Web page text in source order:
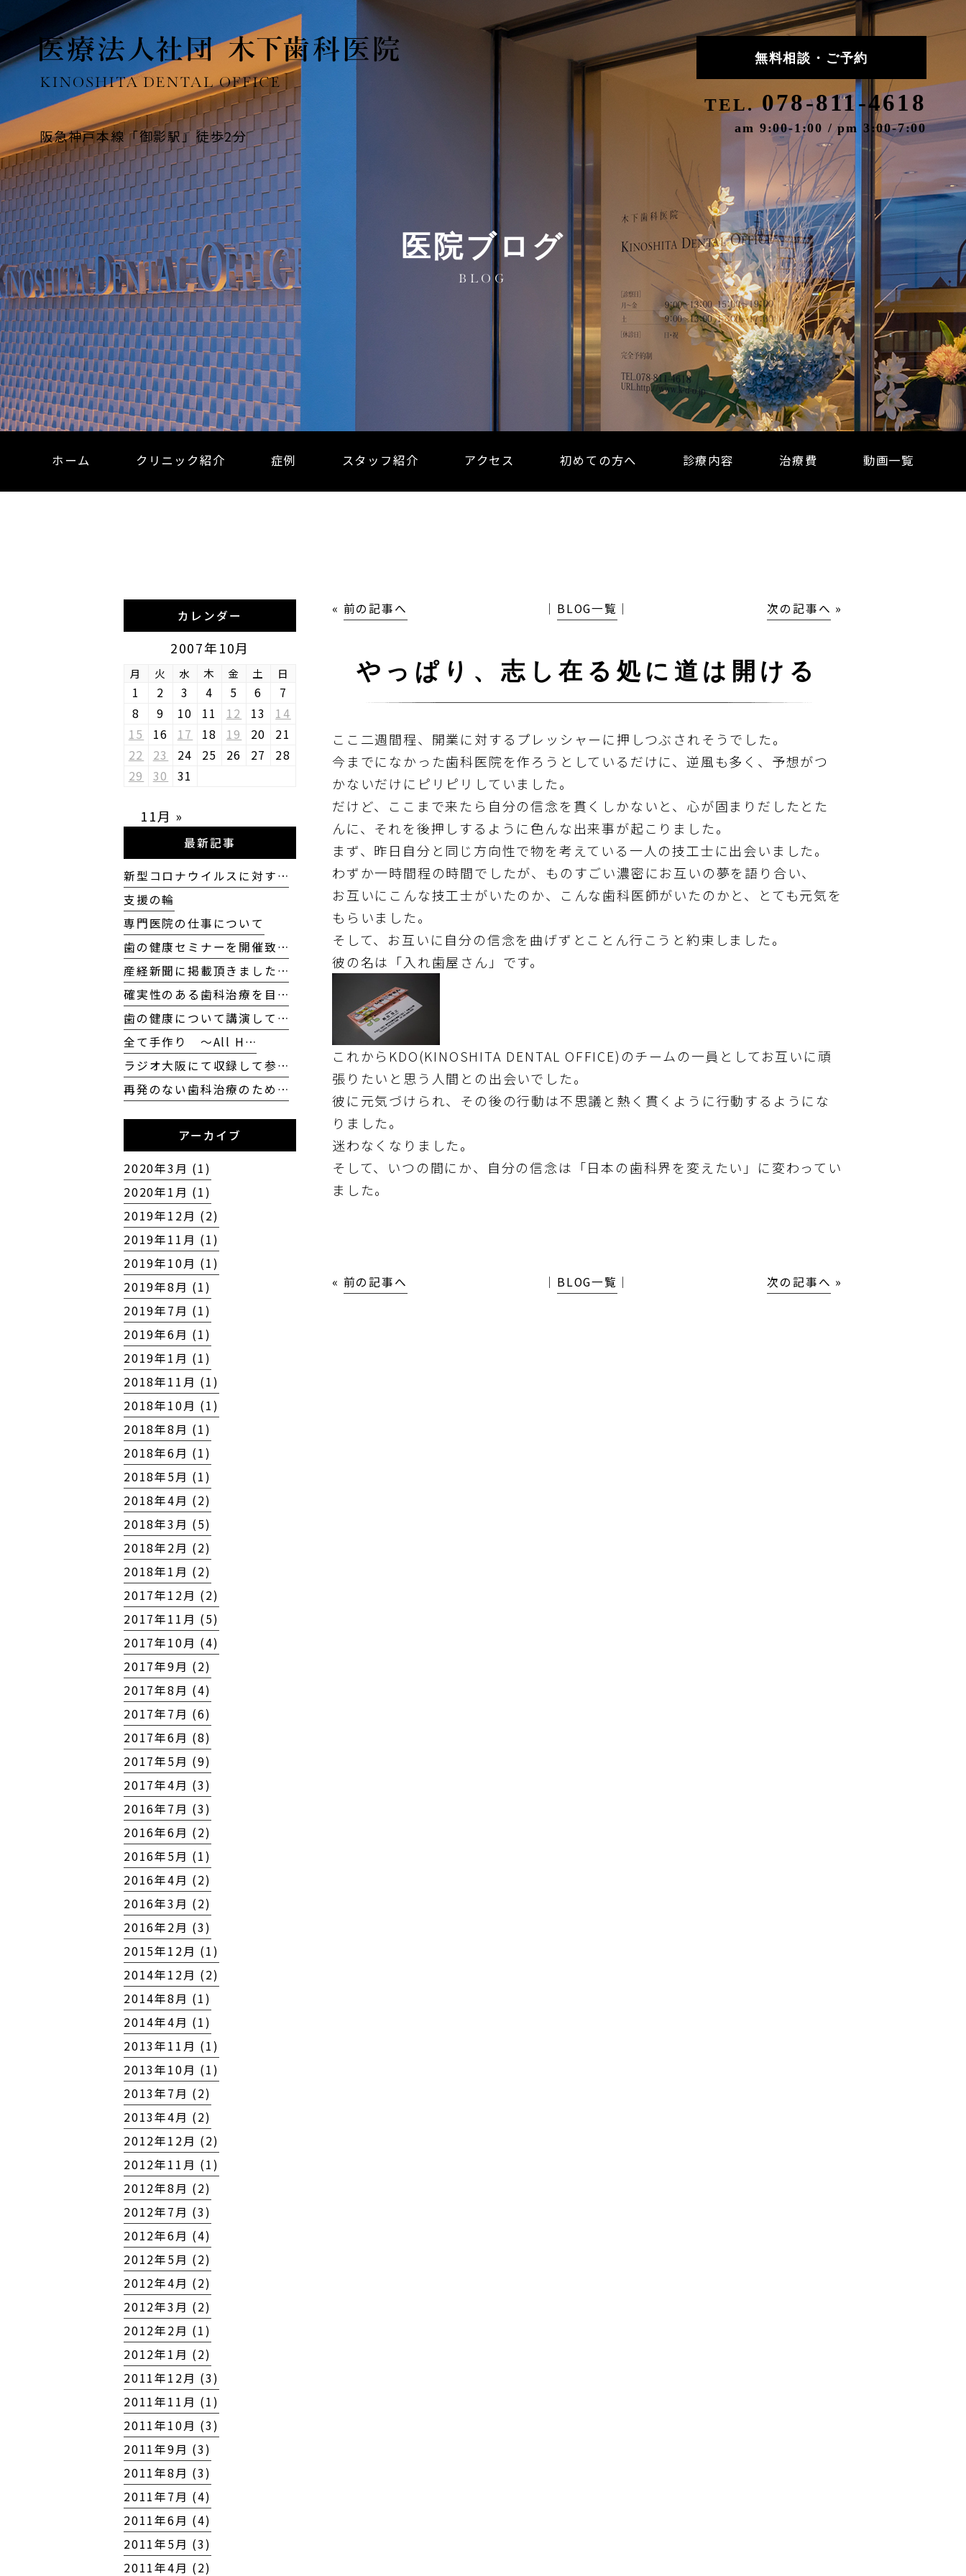
阪急神戸本線「御影駅」徒歩2分
無料相談・ご予約
TEL. 078-811-4618
am 9:00-1:00 / pm 3:00-7:00
医院ブログ
BLOG
ホーム クリニック紹介 症例 スタッフ紹介 アクセス 初めての方へ 診療内容 治療費 動画一覧
« 前の記事へ │ BLOG一覧 │ 次の記事へ »
やっぱり、志し在る処に道は開ける
ここ二週間程、開業に対するプレッシャーに押しつぶされそうでした。
今までになかった歯科医院を作ろうとしているだけに、逆風も多く、予想がつ
かないだけにピリピリしていました。
だけど、ここまで来たら自分の信念を貫くしかないと、心が固まりだしたとた
んに、それを後押しするように色んな出来事が起こりました。
まず、昨日自分と同じ方向性で物を考えている一人の技工士に出会いました。
わずか一時間程の時間でしたが、ものすごい濃密にお互いの夢を語り合い、
お互いにこんな技工士がいたのか、こんな歯科医師がいたのかと、とても元気を
もらいました。
そして、お互いに自分の信念を曲げずとことん行こうと約束しました。
彼の名は「入れ歯屋さん」です。
これからKDO(KINOSHITA DENTAL OFFICE)のチームの一員としてお互いに頑
張りたいと思う人間との出会いでした。
彼に元気づけられ、その後の行動は不思議と熱く貫くように行動するようにな
りました。
迷わなくなりました。
そして、いつの間にか、自分の信念は「日本の歯科界を変えたい」に変わってい
ました。
« 前の記事へ │ BLOG一覧 │ 次の記事へ »
カレンダー
2007年10月
月 火 水 木 金 土 日
1 2 3 4 5 6
7
8
9 10 11 12 13
14
15
16 17 18 19 20
21
22
23 24 25 26 27
28
29
30 31
11月 »
最新記事
新型コロナウイルスに対す…
支援の輪
専門医院の仕事について
歯の健康セミナーを開催致…
産経新聞に掲載頂きました…
確実性のある歯科治療を目…
歯の健康について講演して…
全て手作り 〜All H…
ラジオ大阪にて収録して参…
再発のない歯科治療のため…
アーカイブ
2020年3月 (1)
2020年1月 (1)
2019年12月 (2)
2019年11月 (1)
2019年10月 (1)
2019年8月 (1)
2019年7月 (1)
2019年6月 (1)
2019年1月 (1)
2018年11月 (1)
2018年10月 (1)
2018年8月 (1)
2018年6月 (1)
2018年5月 (1)
2018年4月 (2)
2018年3月 (5)
2018年2月 (2)
2018年1月 (2)
2017年12月 (2)
2017年11月 (5)
2017年10月 (4)
2017年9月 (2)
2017年8月 (4)
2017年7月 (6)
2017年6月 (8)
2017年5月 (9)
2017年4月 (3)
2016年7月 (3)
2016年6月 (2)
2016年5月 (1)
2016年4月 (2)
2016年3月 (2)
2016年2月 (3)
2015年12月 (1)
2014年12月 (2)
2014年8月 (1)
2014年4月 (1)
2013年11月 (1)
2013年10月 (1)
2013年7月 (2)
2013年4月 (2)
2012年12月 (2)
2012年11月 (1)
2012年8月 (2)
2012年7月 (3)
2012年6月 (4)
2012年5月 (2)
2012年4月 (2)
2012年3月 (2)
2012年2月 (1)
2012年1月 (2)
2011年12月 (3)
2011年11月 (1)
2011年10月 (3)
2011年9月 (3)
2011年8月 (3)
2011年7月 (4)
2011年6月 (4)
2011年5月 (3)
2011年4月 (2)